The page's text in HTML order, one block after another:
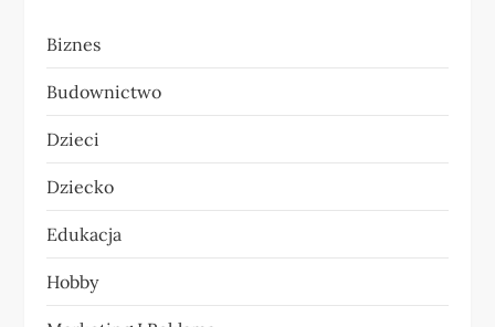
c
j
a
w
p
i
s
Biznes
Budownictwo
Dzieci
Dziecko
Edukacja
Hobby